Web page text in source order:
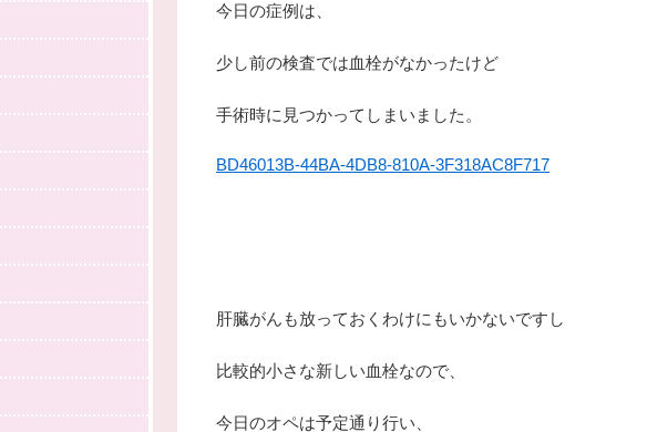
今日の症例は、
少し前の検査では血栓がなかったけど
手術時に見つかってしまいました。
BD46013B-44BA-4DB8-810A-3F318AC8F717
肝臓がんも放っておくわけにもいかないですし
比較的小さな新しい血栓なので、
今日のオペは予定通り行い、